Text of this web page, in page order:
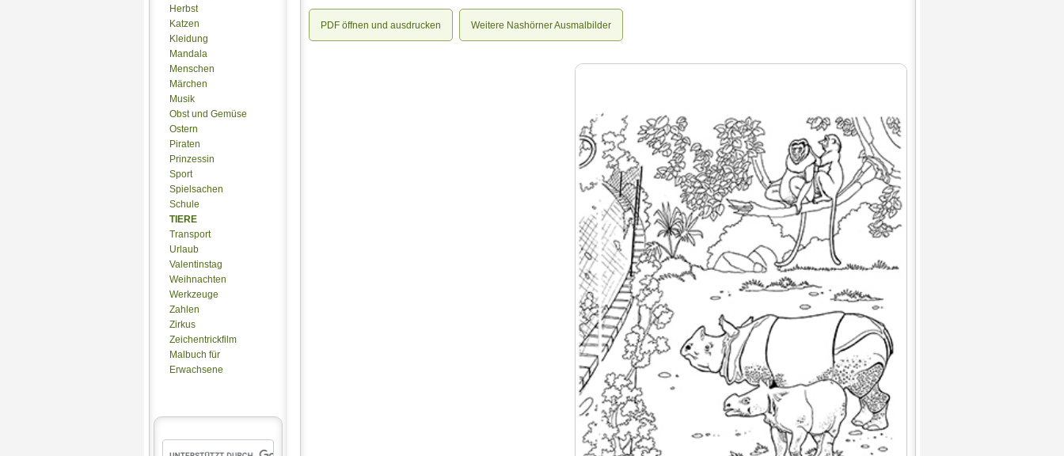
Herbst
Katzen
Kleidung
Mandala
Menschen
Märchen
Musik
Obst und Gemüse
Ostern
Piraten
Prinzessin
Sport
Spielsachen
Schule
TIERE
Transport
Urlaub
Valentinstag
Weihnachten
Werkzeuge
Zahlen
Zirkus
Zeichentrickfilm
Malbuch für
Erwachsene
PDF öffnen und ausdrucken Weitere Nashörner Ausmalbilder